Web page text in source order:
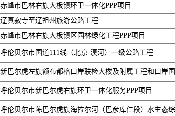
赤峰市巴林右旗大板镇环卫一体化PPP项目
辽真寂寺至辽祖州旅游公路工程
赤峰市巴林右旗大板镇区园林绿化工程PPP项目
呼伦贝尔市国道111线（北京-漠河）一级公路工程
新巴尔虎左旗额布都格口岸联检大楼及附属工程和口岸
呼伦贝尔市新巴尔虎右旗环卫一体化服务PPP项目
呼伦贝尔市陈巴尔虎旗海拉尔河（巴彦库仁段）水生态